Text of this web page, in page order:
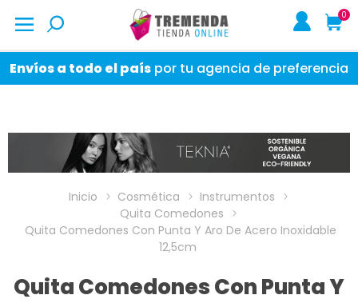
0
Envíos a todo el país por tu agencia de preferencia
Inicio Cosmética
Instrumentos
Quita Comedones
Quita Comedones Con Punta Y Aro De Acero Inoxidable
12,5cm
Quita Comedones Con Punta Y